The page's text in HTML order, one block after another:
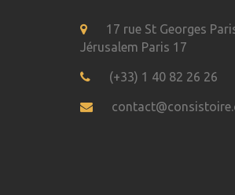
17 rue St Georges
Jérusalem Paris 17
(+33) 1 40 82 26 26